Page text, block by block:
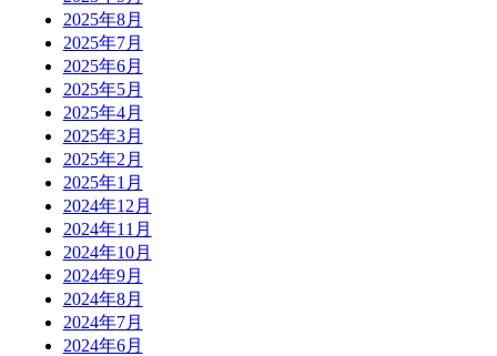
2025年8月
2025年7月
2025年6月
2025年5月
2025年4月
2025年3月
2025年2月
2025年1月
2024年12月
2024年11月
2024年10月
2024年9月
2024年8月
2024年7月
2024年6月